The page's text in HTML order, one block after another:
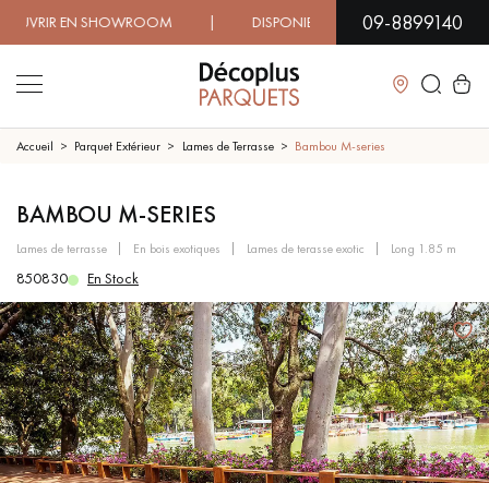
EN SHOWROOM | DISPONIBILITÉ IMMÉDIATE |09-8899140
Fermer
LES RECHERCHES LES PLUS COURANTES
PARQUET MASSIF
SOL PLAQUÉ BOIS VERITABLES
PARQUETS À MOTIFS
TRADITIONNELS
PARQUET EN BOIS EXOTIQUE PARQUET VERNIS
PARQUET HUILÉ PARQUET EN BOIS BRUT
Accueil Parquet Extérieur Lames de Terrasse Bambou M-series
BAMBOU M-SERIES
lames de terrasse en bois exotiques lames de terasse exotic long 1.85 m
850830 En Stock